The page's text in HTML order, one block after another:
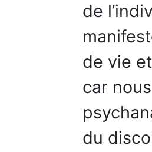
de
de vie
car
du